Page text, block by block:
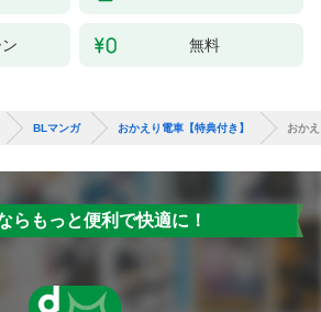
無料
BLマンガ おかえり電車【特典付き】 おか
らもっと便利で快適に！